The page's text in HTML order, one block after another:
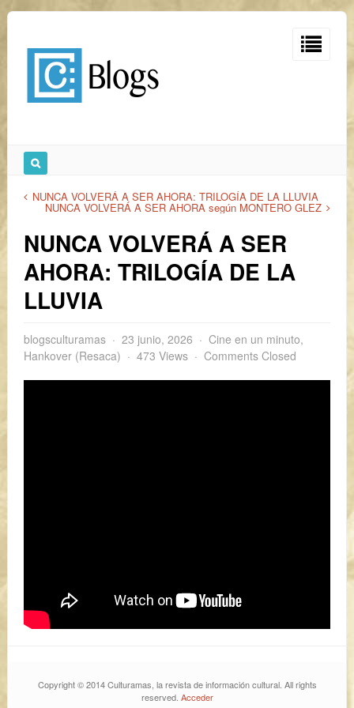
NUNCA VOLVERÁ A SER AHORA: TRILOGÍA DE LA LLUVIA
NUNCA VOLVERÁ A SER AHORA según MONTERO GLEZ
NUNCA VOLVERÁ A SER
AHORA: TRILOGÍA DE LA
LLUVIA
blogsculturamas 23 junio, 2026 Cine en un minuto,
Hankover (Resaca)
473 Views Comments Closed
Copyright © 2014 Culturamas, la revista de información cultural. All rights
reserved. Acceder